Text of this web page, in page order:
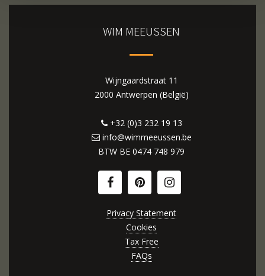
WIM MEEUSSEN
Wijngaardstraat 11
2000 Antwerpen (België)
+32 (0)3 232 19 13
info@wimmeeussen.be
BTW BE 0474 748 979
Privacy Statement
Cookies
Tax Free
FAQs